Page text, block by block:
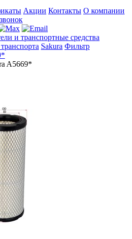
Акции Контакты О компании
и транспортные средства
Sakura Фильтр
A5669*